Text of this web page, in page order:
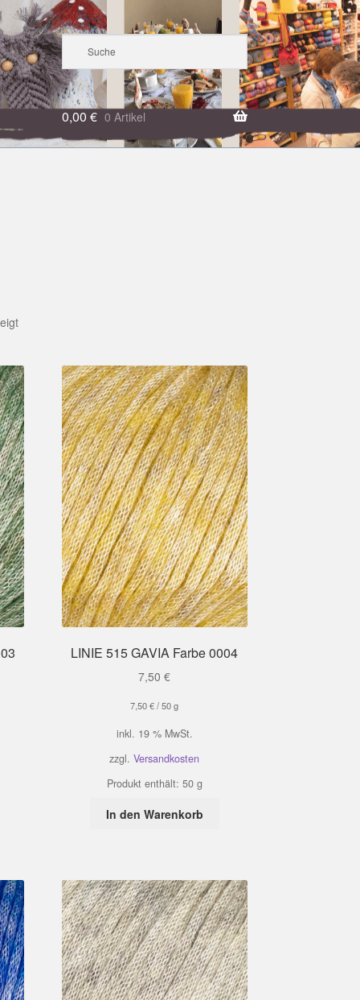
0,00 € 0 Artikel
LINIE 515 GAVIA Farbe 0004
7,50€
7,50€/50 g
inkl. 19 % MwSt.
zzgl.Versandkosten
Produkt enthält: 50 g
In den Warenkorb